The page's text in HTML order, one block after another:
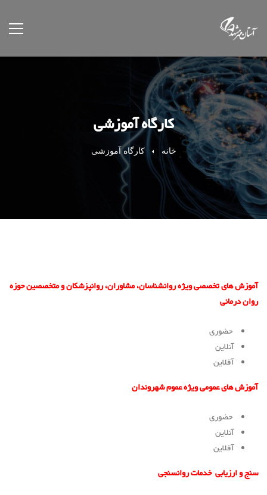
کارگاه آموزشی
خانه کارگاه آموزشی
آموزش های تخصصیویژه روانشناسان، مشاوران، روانپزشکان و متخصصین حوزه
روان درمانی
حضوری
آنلاین
آفلاین
آموزش های عمومیویژه عموم شهروندان
حضوری
آنلاین
آفلاین
سنج و ارزیابیخدمات روانسنجی